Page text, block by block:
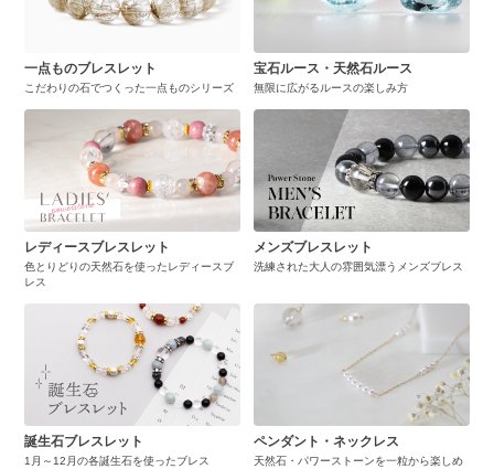
一点ものブレスレット
こだわりの石でつくった一点ものシリーズ
宝石ルース・天然石ルース
無限に広がるルースの楽しみ方
レディースブレスレット
色とりどりの天然石を使ったレディースブ
レス
メンズブレスレット
洗練された大人の雰囲気漂うメンズブレス
誕生石ブレスレット
1月～12月の各誕生石を使ったブレス
ペンダント・ネックレス
天然石・パワーストーンを一粒から楽しめ